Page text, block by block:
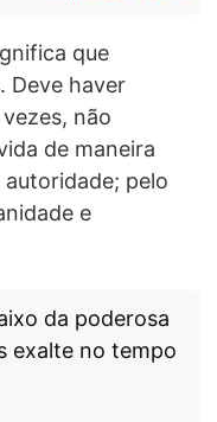
que
Deve haver
não
de maneira
pelo
e
da poderosa
exalte no tempo